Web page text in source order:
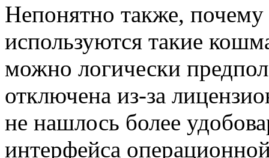
Непонятно также,
используются такие
можно логически
отключена из-за
не нашлось более
интерфейса